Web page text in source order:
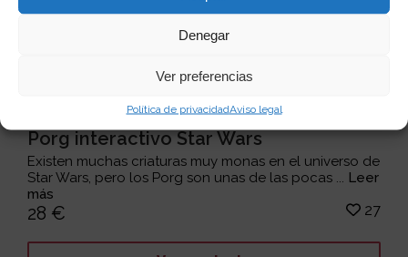
Denegar
Ver preferencias
Política de privacidadAviso legal
Porg interactivo Star Wars
Existen muchas criaturas muy monas en el universo de
Star Wars, pero los Porg son unas de las pocas ... Leer
más
28 € 27